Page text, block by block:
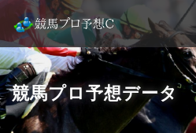
競馬プロ予想データ